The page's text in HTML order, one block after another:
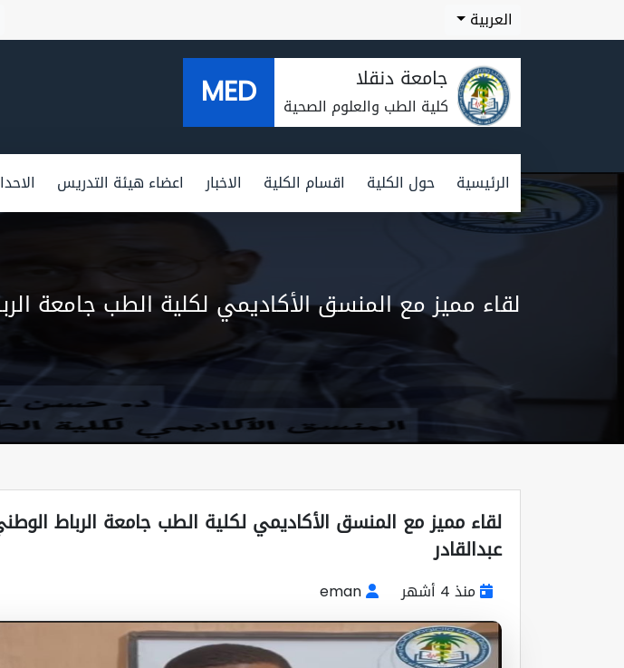
العربية
جامعة دنقلا
كلية الطب والعلوم الصحية MED
الرئيسية حول الكلية اقسام الكلية الاخبار اعضاء هيئة التدريس
لقاء مميز مع المنسق الأكاديمي لكلية الطب جامعة
لقاء مميز مع المنسق الأكاديمي لكلية الطب جامعة الرباط
عبدالقادر
منذ 4 أشهر